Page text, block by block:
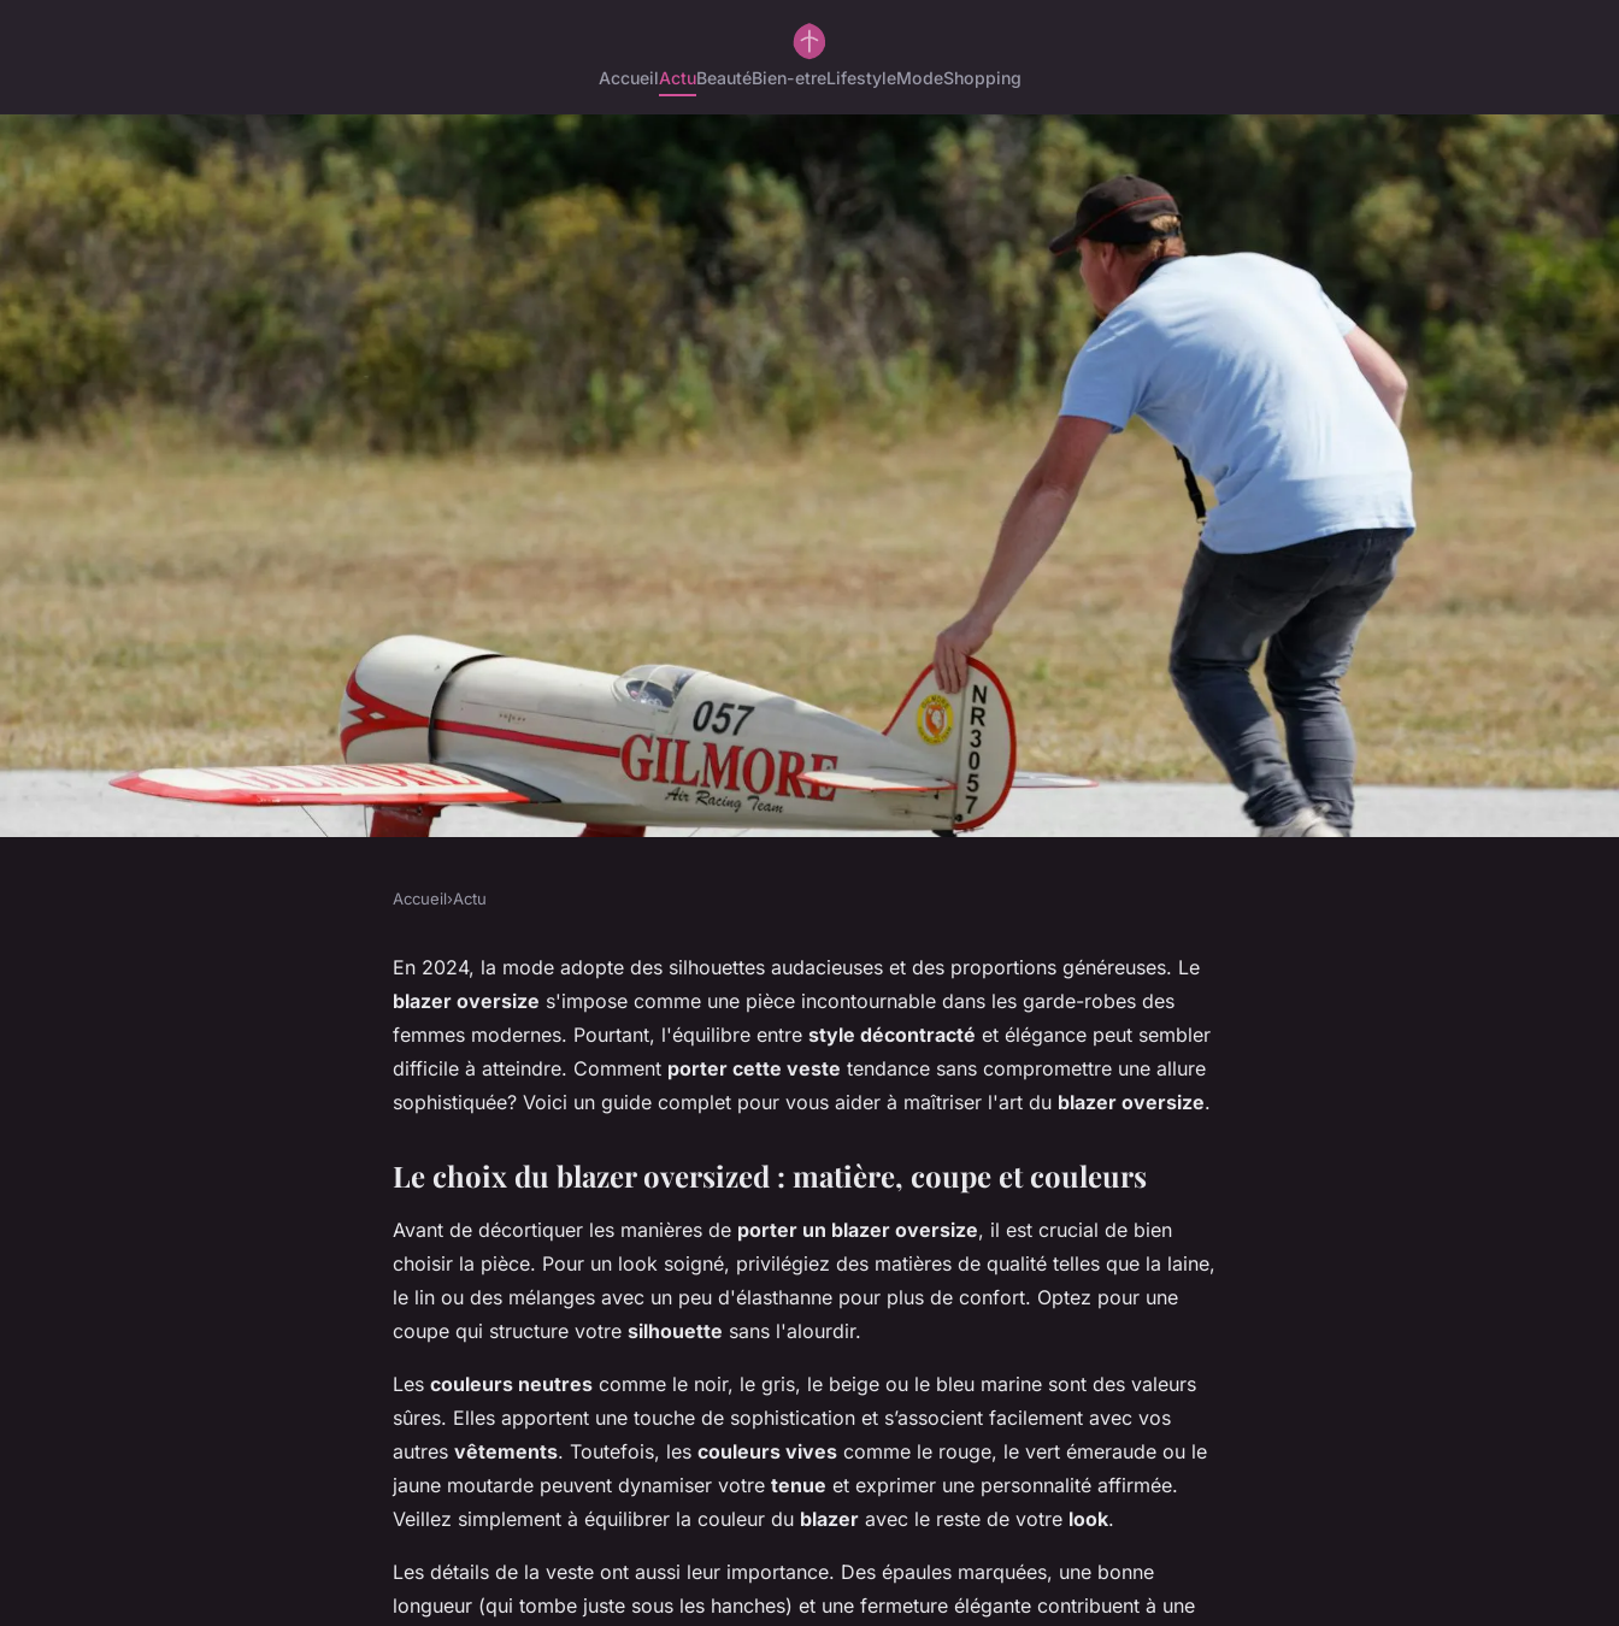
AccueilActuBeautéBien-etreLifestyleModeShopping
Comment porter des blazers oversized
sans paraître décontractée?
Accueil›Actu
En 2024, la mode adopte des silhouettes audacieuses et des proportions généreuses. Le
blazer oversize s'impose comme une pièce incontournable dans les garde-robes des
femmes modernes. Pourtant, l'équilibre entre style décontracté et élégance peut sembler
difficile à atteindre. Comment porter cette veste tendance sans compromettre une allure
sophistiquée? Voici un guide complet pour vous aider à maîtriser l'art du blazer oversize.
Le choix du blazer oversized : matière, coupe et couleurs
Avant de décortiquer les manières de porter un blazer oversize, il est crucial de bien
choisir la pièce. Pour un look soigné, privilégiez des matières de qualité telles que la laine,
le lin ou des mélanges avec un peu d'élasthanne pour plus de confort. Optez pour une
coupe qui structure votre silhouette sans l'alourdir.
Les couleurs neutres comme le noir, le gris, le beige ou le bleu marine sont des valeurs
sûres. Elles apportent une touche de sophistication et s’associent facilement avec vos
autres vêtements. Toutefois, les couleurs vives comme le rouge, le vert émeraude ou le
jaune moutarde peuvent dynamiser votre tenue et exprimer une personnalité affirmée.
Veillez simplement à équilibrer la couleur du blazer avec le reste de votre look.
Les détails de la veste ont aussi leur importance. Des épaules marquées, une bonne
longueur (qui tombe juste sous les hanches) et une fermeture élégante contribuent à une